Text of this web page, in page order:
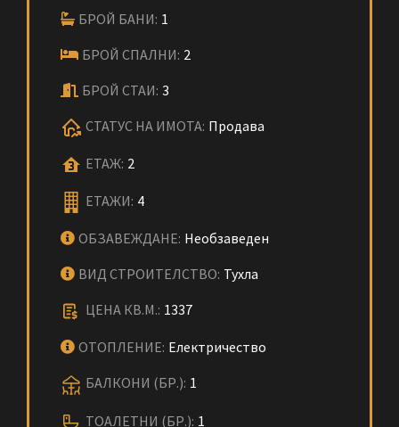
БРОЙ БАНИ: 1
БРОЙ СПАЛНИ: 2
БРОЙ СТАИ: 3
СТАТУС НА ИМОТА: Продава
ЕТАЖ: 2
ЕТАЖИ: 4
ОБЗАВЕЖДАНЕ: Необзаведен
ВИД СТРОИТЕЛСТВО: Тухла
ЦЕНА КВ.М.: 1337
ОТОПЛЕНИЕ: Електричество
БАЛКОНИ (БР.): 1
ТОАЛЕТНИ (БР.): 1